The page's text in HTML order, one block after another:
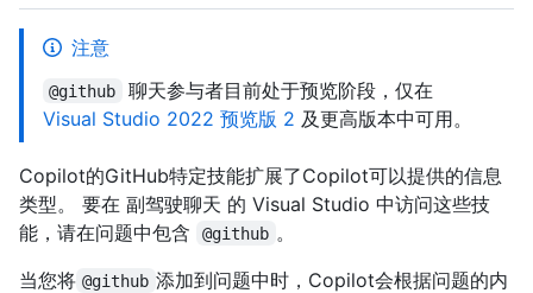
注意
@github
聊天参与者目前处于预览阶段，仅在
Visual Studio 2022 预览版 2 及更高版本中可用。
Copilot的GitHub特定技能扩展了Copilot可以提供的信息
类型。 要在 副驾驶聊天 的 Visual Studio 中访问这些技
能，请在问题中包含
@github 。
当您将 @github 添加到问题中时，Copilot会根据问题的内